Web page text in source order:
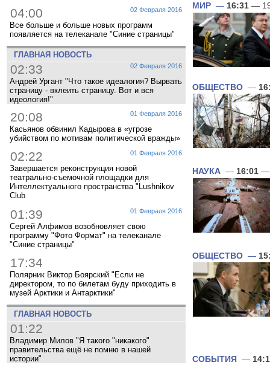
02 Февраля 2016
04:00
Все больше и больше новых программ
появляется на телеканале "Синие страницы"
ГЛАВНАЯ НОВОСТЬ
02 Февраля 2016
02:33
Андрей Ургант "Что такое идеалогия? Вырвать
страницу - вклеить страницу. Вот и вся
идеология!"
01 Февраля 2016
20:08
Касьянов обвинил Кадырова в «угрозе
убийством по мотивам политической вражды»
01 Февраля 2016
02:22
Завершается реконструкция новой
театрально-съемочной площадки для
Интеллектуального пространства "Lushnikov
Club
01 Февраля 2016
01:39
Сергей Алфимов возобновляет свою
программу "Фото Формат" на телеканале
"Синие страницы"
17:34
Полярник Виктор Боярский "Если не
директором, то по билетам буду приходить в
музей Арктики и Антарктики"
ГЛАВНАЯ НОВОСТЬ
01:22
Владимир Милов "Я такого "никакого"
правительства ещё не помню в нашей
истории"
МИР — 16:31 —
ОБЩЕСТВО —
НАУКА — 16:01 —
ОБЩЕСТВО —
СОБЫТИЯ —